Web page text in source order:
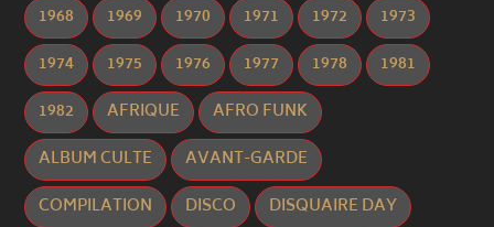
1968 1969 1970 1971 1972
1973
1974
1975 1976 1977 1978
1981
1982
AFRIQUE
AFRO FUNK
ALBUM CULTE
AVANT-GARDE
COMPILATION
DISCO
DISQUAIRE DAY